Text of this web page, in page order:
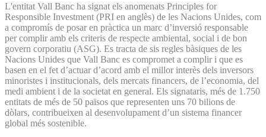
L'entitat Vall Banc ha signat els anomenats Principles for
Responsible Investment (PRI en anglès) de les Nacions Unides, com
a compromís de posar en pràctica un marc d’inversió responsable
per complir amb els criteris de respecte ambiental, social i de bon
govern corporatiu (ASG). Es tracta de sis regles bàsiques de les
Nacions Unides que Vall Banc es compromet a complir i que es
basen en el fet d’actuar d’acord amb el millor interès dels inversors
minoristes i institucionals, dels mercats financers, de l’economia, del
medi ambient i de la societat en general. Els signataris, més de 1.750
entitats de més de 50 països que representen uns 70 bilions de
dòlars, contribueixen al desenvolupament d’un sistema financer
global més sostenible.